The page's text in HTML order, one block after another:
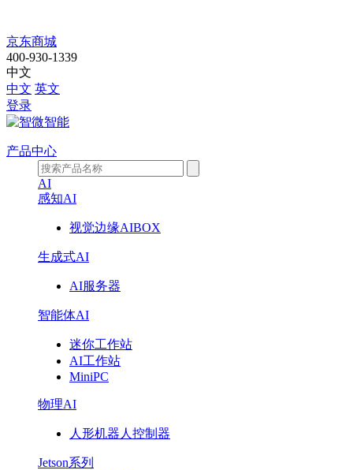
【智
微
智
能
DeepSeek
京东商城
400-930-1339
中文
中文 英文
登录
产品中心
AI
感知AI
视觉边缘AIBOX
生成式AI
AI服务器
智能体AI
迷你工作站
AI工作站
MiniPC
物理AI
人形机器人控制器
Jetson系列